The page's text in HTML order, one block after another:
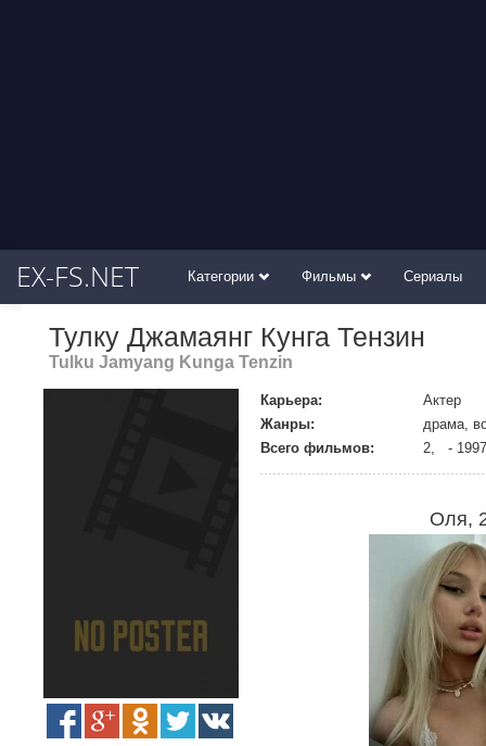
EX-FS.NET Категории Фильмы Сериалы
Тулку Джамаянг Кунга Тензин
Tulku Jamyang Kunga Tenzin
Карьера:
Актер
Жанры:
драма,
Всего фильмов:
2, - 1997
Оля,